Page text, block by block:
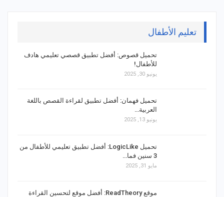
تعليم الأطفال
تحميل قصوص: أفضل تطبيق قصصي تعليمي هادف
للأطفال!
يونيو 30, 2025
تحميل فهمان: أفضل تطبيق لقراءة القصص باللغة
العربية…
يونيو 13, 2025
تحميل LogicLike: أفضل تطبيق تعليمي للأطفال من
3 سنين فما…
مايو 31, 2025
موقع ReadTheory: أفضل موقع لتحسين القراءة